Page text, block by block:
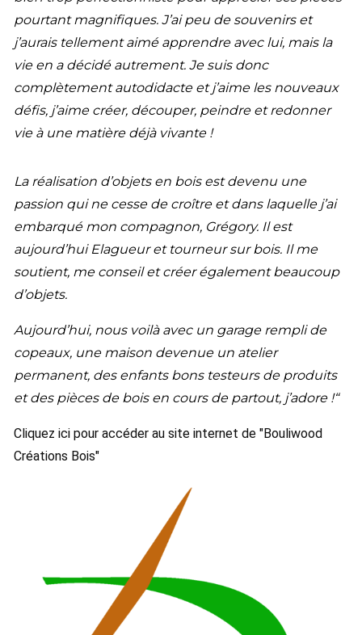
pourtant magnifiques. J’ai peu de souvenirs et
j’aurais tellement aimé apprendre avec lui, mais la
vie en a décidé autrement. Je suis donc
complètement autodidacte et j’aime les nouveaux
défis, j’aime créer, découper, peindre et redonner
vie à une matière déjà vivante !
La réalisation d’objets en bois est devenu une
passion qui ne cesse de croître et dans laquelle j’ai
embarqué mon compagnon, Grégory. Il est
aujourd’hui Elagueur et tourneur sur bois. Il me
soutient, me conseil et créer également beaucoup
d’objets.
Aujourd’hui, nous voilà avec un garage rempli de
copeaux, une maison devenue un atelier
permanent, des enfants bons testeurs de produits
et des pièces de bois en cours de partout, j’adore !“
Cliquez ici pour accéder au site internet de "Bouliwood
Créations Bois"